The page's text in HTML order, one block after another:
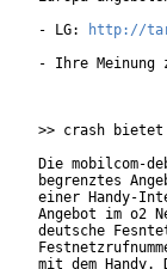
- LG:
http://
- Ihre Meinung
>> crash
Die mobilcom-
begrenztes
einer Handy-
Angebot im o2
deutsche
mit dem